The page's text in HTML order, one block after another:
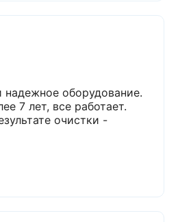
оборудование.
7 лет, все работает.
очистки -